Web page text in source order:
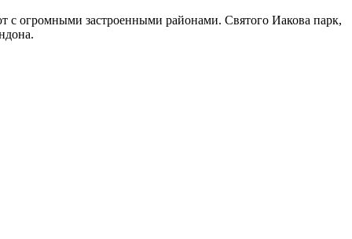
с огромными застроенными районами. Святого Иакова парк,